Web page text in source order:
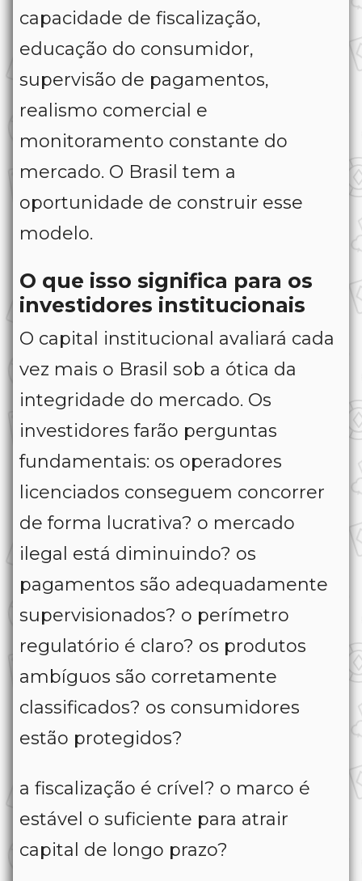
capacidade de fiscalização,
educação do consumidor,
supervisão de pagamentos,
realismo comercial e
monitoramento constante do
mercado. O Brasil tem a
oportunidade de construir esse
modelo.
O que isso significa para os
investidores institucionais
O capital institucional avaliará cada
vez mais o Brasil sob a ótica da
integridade do mercado. Os
investidores farão perguntas
fundamentais: os operadores
licenciados conseguem concorrer
de forma lucrativa? o mercado
ilegal está diminuindo? os
pagamentos são adequadamente
supervisionados? o perímetro
regulatório é claro? os produtos
ambíguos são corretamente
classificados? os consumidores
estão protegidos?
a fiscalização é crível? o marco é
estável o suficiente para atrair
capital de longo prazo?